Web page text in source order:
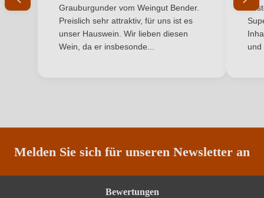
Geographische Angabe Etna DOC
Trocken
Fisch, Meeresfrüchte, Pasta
Grauburgunder vom Weingut Bender.
Preislich sehr attraktiv, für uns ist es
unser Hauswein. Wir lieben diesen
Wein, da er insbesonde...
und
Melden Sie sich für unseren Newsletter an
Bewertungen